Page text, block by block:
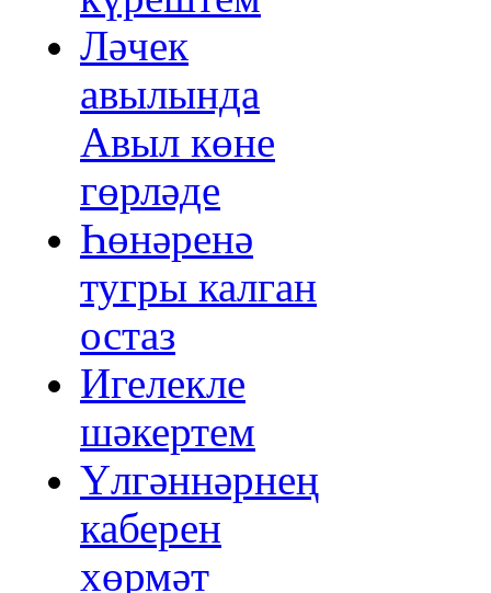
Ләчек
авылында
Авыл көне
гөрләде
Һөнәренә
тугры калган
остаз
Игелекле
шәкертем
Үлгәннәрнең
каберен
хөрмәт